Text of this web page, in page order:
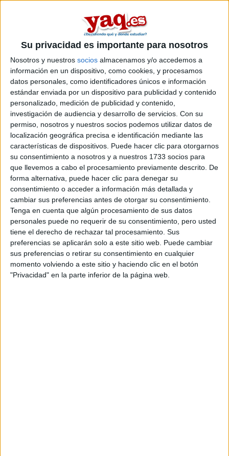
Su privacidad es importante para nosotros
Nosotros y nuestros socios almacenamos y/o accedemos a
información en un dispositivo, como cookies, y procesamos
datos personales, como identificadores únicos e información
estándar enviada por un dispositivo para publicidad y contenido
personalizado, medición de publicidad y contenido,
investigación de audiencia y desarrollo de servicios. Con su
permiso, nosotros y nuestros socios podemos utilizar datos de
localización geográfica precisa e identificación mediante las
características de dispositivos. Puede hacer clic para otorgarnos
su consentimiento a nosotros y a nuestros 1733 socios para
que llevemos a cabo el procesamiento previamente descrito. De
forma alternativa, puede hacer clic para denegar su
consentimiento o acceder a información más detallada y
cambiar sus preferencias antes de otorgar su consentimiento.
Tenga en cuenta que algún procesamiento de sus datos
personales puede no requerir de su consentimiento, pero usted
tiene el derecho de rechazar tal procesamiento. Sus
preferencias se aplicarán solo a este sitio web. Puede cambiar
sus preferencias o retirar su consentimiento en cualquier
momento volviendo a este sitio y haciendo clic en el botón
"Privacidad" en la parte inferior de la página web.
Sobre ti
Soy:*
Chico
Chica
¿En qué año terminas (o terminaste) bachillerato o FP?
Soy estudiante de:*
Términos y Condiciones de Uso
Aceptolos Términos y Condicionesde uso*